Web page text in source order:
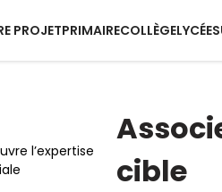
PROJETPRIMAIRECOLLÈGELYCÉE
l’expertise
cible